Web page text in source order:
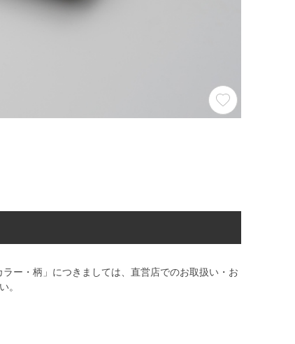
ー・柄」につきましては、直営店でのお取扱い・お
。